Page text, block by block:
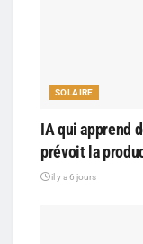
SOLAIRE
IA qui apprend
prévoit la
il y a 6 jours